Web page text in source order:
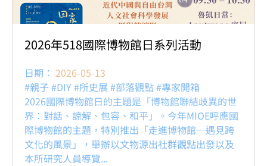
2026年518國際博物館日系列活動
日期： 2026-05-13
#親子 #DIY #所史展 #部落觀點 #專家開箱
2026國際博物館日的主題是「博物館聯結歧異的世
界：對話、諒解、包容、和平」。今年MIOE呼應國
際博物館的主題，特別推出「走進博物館─遇見跨
文化的風景」，舉辦以文物源出社群觀點出發以及
本所研究人員導覽...